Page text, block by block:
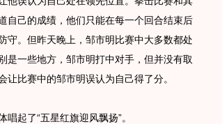
自己的成绩，他们只能在每一个回合结束后
守。但昨天晚上，邹市明比赛中大多数都处
是一些地方，邹市明打中对手，但并没有取
比赛中的邹市明误认为自己得了分。
起了“五星红旗迎风飘扬”。